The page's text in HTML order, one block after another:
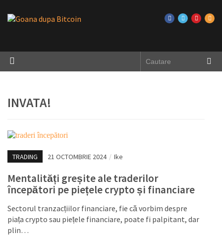
INVATA!
TRADING 21 OCTOMBRIE 2024 / Ike
Mentalități greșite ale traderilor
începători pe piețele crypto și financiare
Sectorul tranzacțiilor financiare, fie că vorbim despre
piața crypto sau piețele financiare, poate fi palpitant, dar
plin…